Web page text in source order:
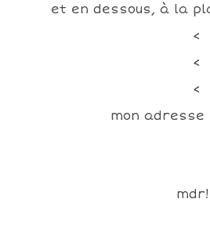
et en dessous, à la
<
<
<
mon adresse